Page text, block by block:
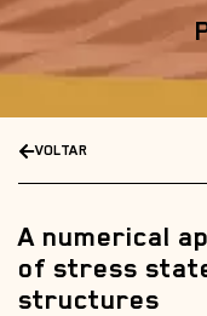
VOLTAR
A numerical
of stress
structures